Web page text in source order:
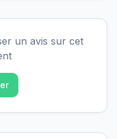
un avis sur cet